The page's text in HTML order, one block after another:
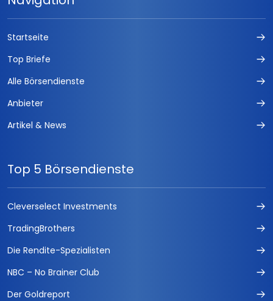
Forex Trading Signale
Forex Seasonals Handelssystem
FUCHS-KAPITALANLAGEN
DAX Index Daytrading
Börse easy
Der Parseval
CFD Daytrading
TradersJournal
Startseite
Top Briefe
Alle Börsendienste
Anbieter
Artikel & News
Top 5 Börsendienste
Cleverselect Investments
TradingBrothers
Die Rendite-Spezialisten
NBC – No Brainer Club
Der Goldreport